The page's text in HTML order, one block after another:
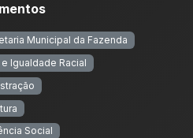
Municipal da Fazenda
Igualdade Racial
Social